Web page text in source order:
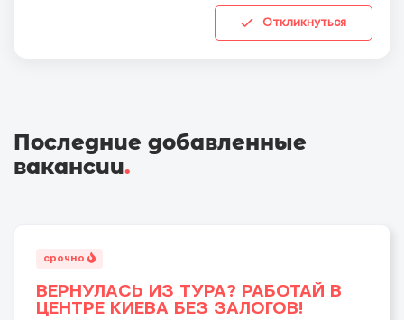
Откликнуться
Последние добавленные
вакансии.
срочно
ВЕРНУЛАСЬ ИЗ ТУРА? РАБОТАЙ В
ЦЕНТРЕ КИЕВА БЕЗ ЗАЛОГОВ!